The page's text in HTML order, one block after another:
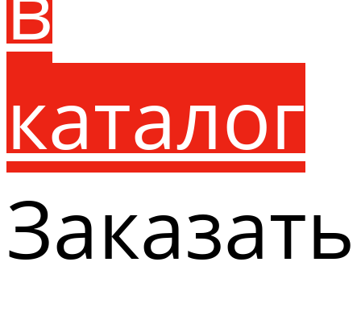
каталог
Заказать